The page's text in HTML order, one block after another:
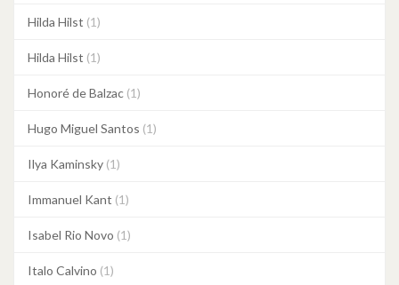
Hilda Hilst (1)
Hilda Hilst (1)
Honoré de Balzac (1)
Hugo Miguel Santos (1)
Ilya Kaminsky (1)
Immanuel Kant (1)
Isabel Rio Novo (1)
Italo Calvino (1)